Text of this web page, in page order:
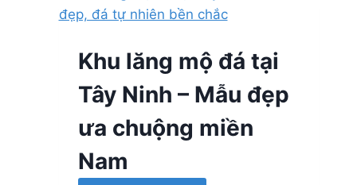
Khu lăng mộ đá tại
Tây Ninh – Mẫu đẹp
ưa chuộng miền
Nam